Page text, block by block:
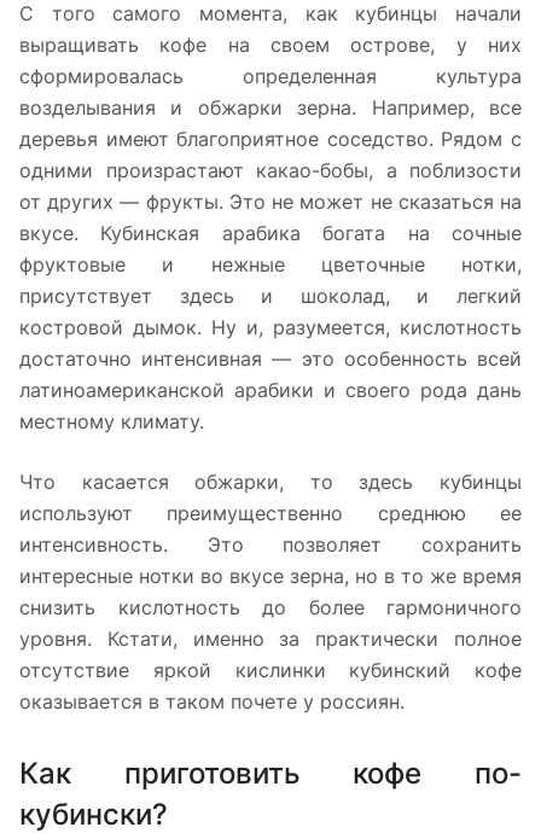
С того самого момента, как кубинцы начали
выращивать кофе на своем острове, у них
сформировалась определенная культура
возделывания и обжарки зерна. Например, все
деревья имеют благоприятное соседство. Рядом с
одними произрастают какао-бобы, а поблизости
от других — фрукты. Это не может не сказаться на
вкусе. Кубинская арабика богата на сочные
фруктовые и нежные цветочные нотки,
присутствует здесь и шоколад, и легкий
костровой дымок. Ну и, разумеется, кислотность
достаточно интенсивная — это особенность всей
латиноамериканской арабики и своего рода дань
местному климату.
Что касается обжарки, то здесь кубинцы
используют преимущественно среднюю ее
интенсивность. Это позволяет сохранить
интересные нотки во вкусе зерна, но в то же время
снизить кислотность до более гармоничного
уровня. Кстати, именно за практически полное
отсутствие яркой кислинки кубинский кофе
оказывается в таком почете у россиян.
Как приготовить кофе по-
кубински?